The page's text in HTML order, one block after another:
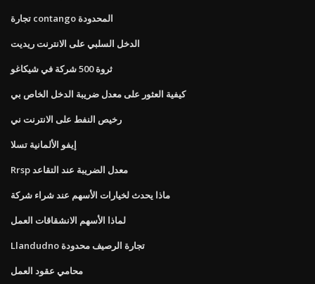
تجارة contango المحدودة
الدخل السلبي على الانترنت ريديت
ثروة 500 شركة في شيكاغو
كيفية العثور على معدل ضريبة الدخل الخاص بي
رخيص النفط على الانترنت ني
إيفو الألمانية تسلا
Rrsp معدل الضريبة عند التقاعد
ماذا يحدث لخيارات الأسهم عند شراء شركة
لماذا الأسهم الانشقاقات العمل
Llandudno تجارة الرصيف محدودة
محامي عقود العمل